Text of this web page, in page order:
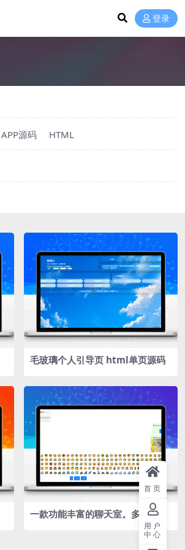
登录
APP源码 HTML
毛玻璃个人引导页 html单页源码
一款功能丰富的聊天室。多功能轻
首页
用户
中心